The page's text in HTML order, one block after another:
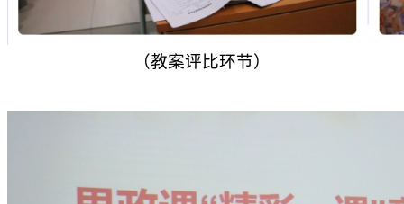
（教案评比环节）